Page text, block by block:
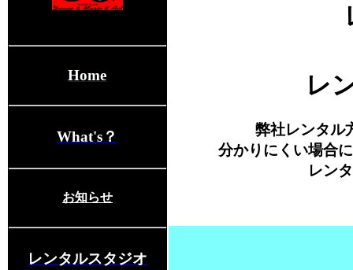
Home
What's？
お知らせ
レンタルスタジオ
レ
弊社レンタル
分かりにくい場合
レン